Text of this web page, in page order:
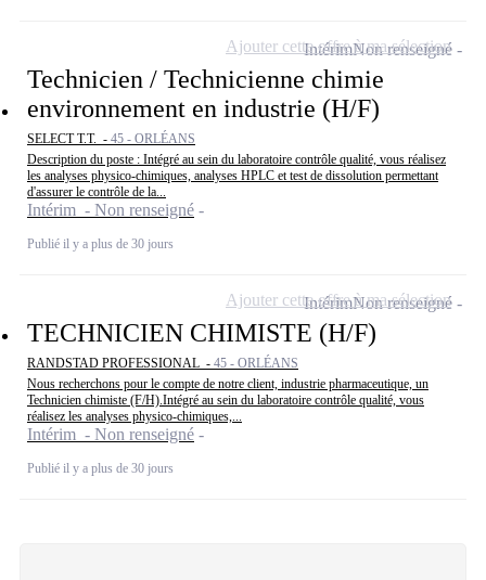
Technicien / Technicienne chimie
environnement en industrie (H/F)
SELECT T.T. - 45 - ORLÉANS
Description du poste : Intégré au sein du laboratoire contrôle qualité, vous réalisez
les analyses physico-chimiques, analyses HPLC et test de dissolution permettant
d'assurer le contrôle de la...
Intérim - Non renseigné
Publié il y a plus de 30 jours
IntérimNon renseigné
Ajouter cette offre à ma sélection
TECHNICIEN CHIMISTE (H/F)
RANDSTAD PROFESSIONAL - 45 - ORLÉANS
Nous recherchons pour le compte de notre client, industrie pharmaceutique, un
Technicien chimiste (F/H).Intégré au sein du laboratoire contrôle qualité, vous
réalisez les analyses physico-chimiques,...
Intérim - Non renseigné
Publié il y a plus de 30 jours
IntérimNon renseigné
Ajouter cette offre à ma sélection